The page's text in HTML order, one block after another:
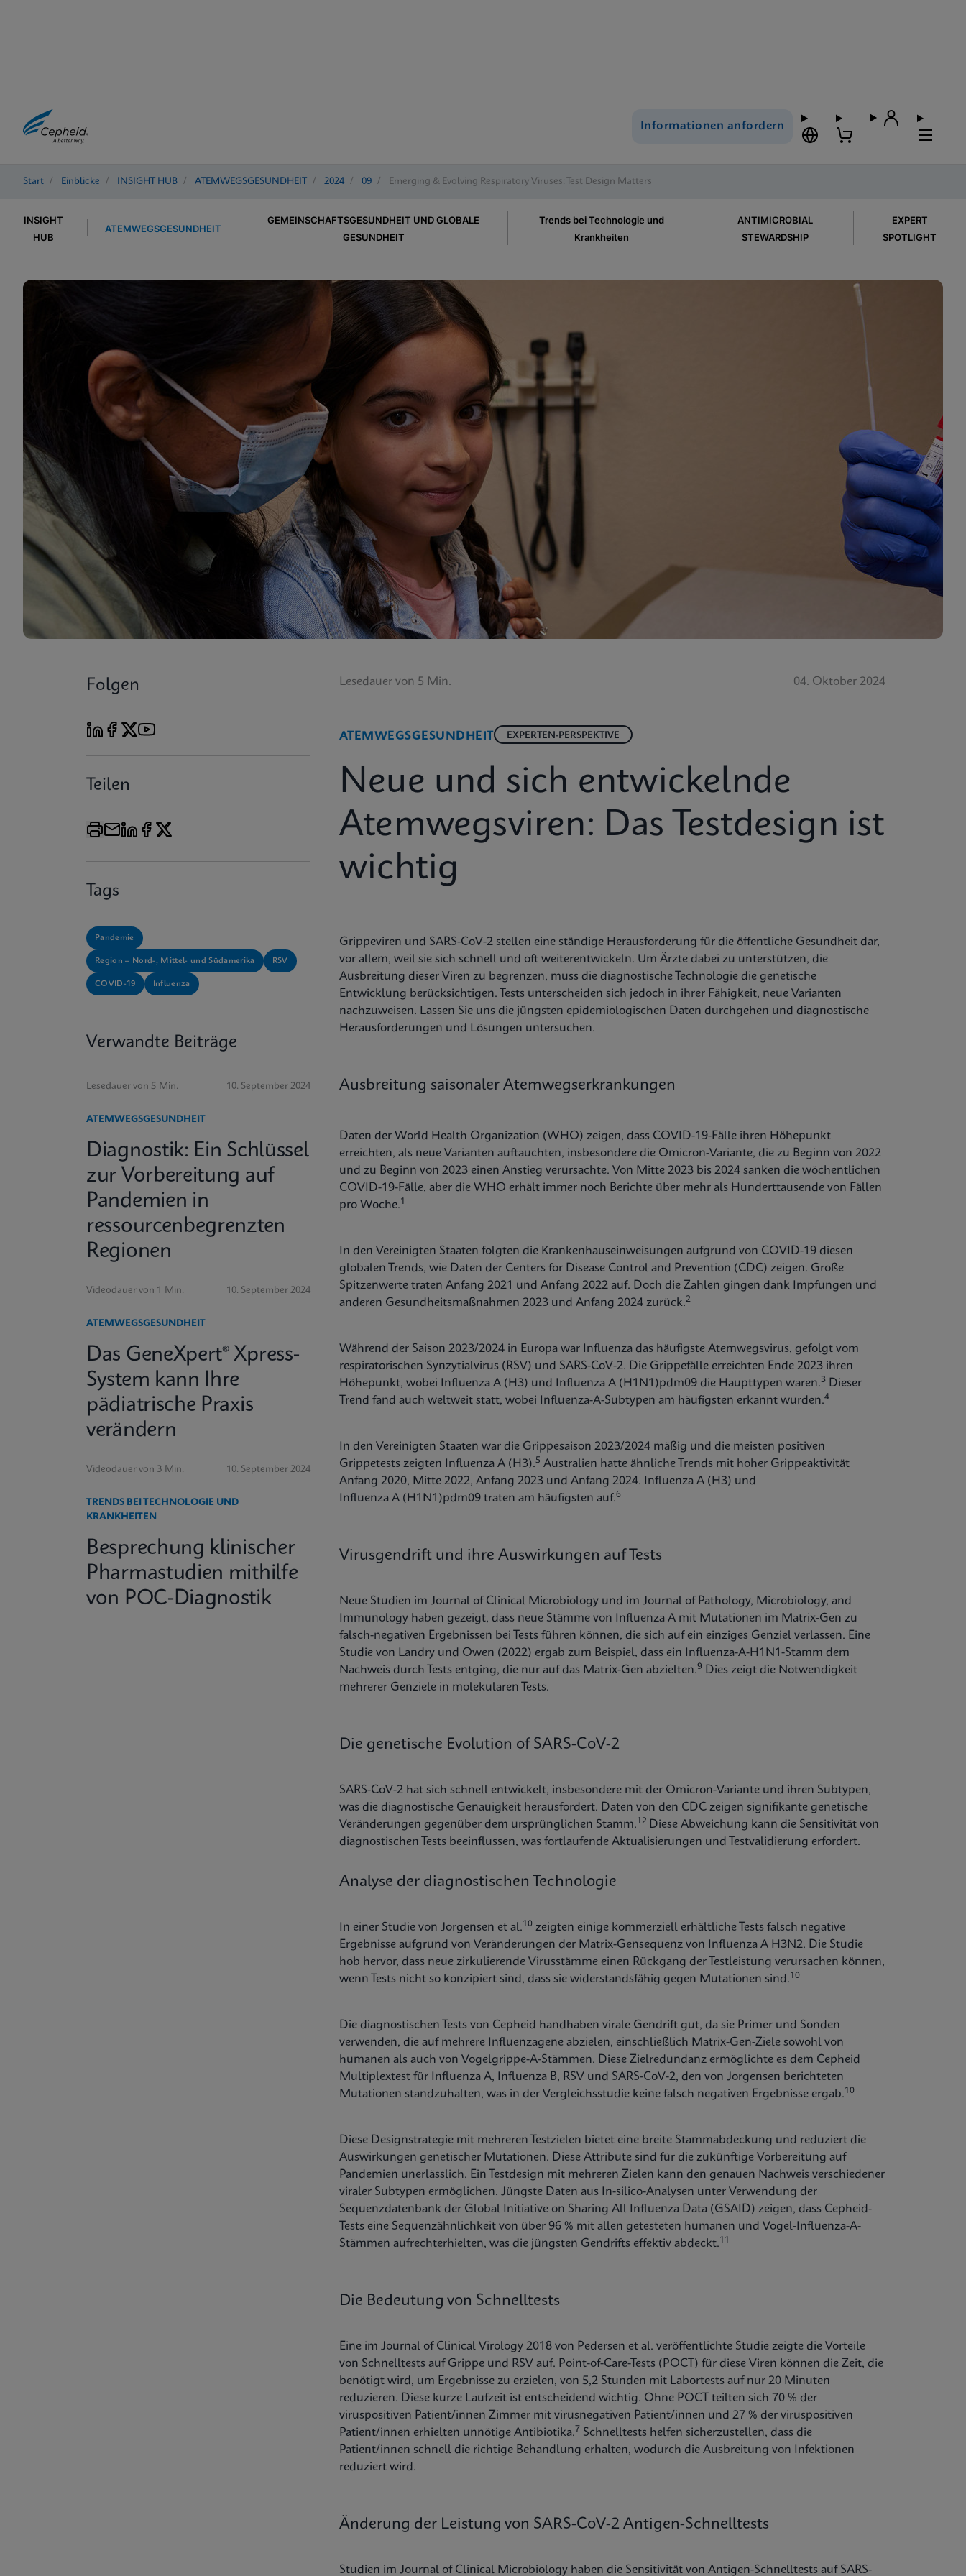
Informationen anfordern
Start / Einblicke / INSIGHT HUB / ATEMWEGSGESUNDHEIT / 2024 / 09 / Emerging & Evolving Respiratory Viruses: Test Design Matters
INSIGHT
HUB
ATEMWEGSGESUNDHEIT
GEMEINSCHAFTSGESUNDHEIT UND GLOBALE
GESUNDHEIT
Trends bei Technologie und
Krankheiten
ANTIMICROBIAL
STEWARDSHIP
EXPERT
SPOTLIGHT
Folgen
Teilen
Tags
Pandemie
Region – Nord-, Mittel- und Südamerika RSV
COVID-19 Influenza
Verwandte Beiträge
Lesedauer von 5 Min. 10. September 2024
ATEMWEGSGESUNDHEIT
Diagnostik: Ein Schlüssel
zur Vorbereitung auf
Pandemien in
ressourcenbegrenzten
Regionen
Videodauer von 1 Min. 10. September 2024
ATEMWEGSGESUNDHEIT
Das GeneXpert® Xpress-
System kann Ihre
pädiatrische Praxis
verändern
Videodauer von 3 Min. 10. September 2024
TRENDS BEI TECHNOLOGIE UND
KRANKHEITEN
Besprechung klinischer
Pharmastudien mithilfe
von POC-Diagnostik
Lesedauer von 5 Min. 04. Oktober 2024
ATEMWEGSGESUNDHEIT EXPERTEN-PERSPEKTIVE
Neue und sich entwickelnde
Atemwegsviren: Das Testdesign ist
wichtig
Grippeviren und SARS-CoV-2 stellen eine ständige Herausforderung für die öffentliche Gesundheit dar,
vor allem, weil sie sich schnell und oft weiterentwickeln. Um Ärzte dabei zu unterstützen, die
Ausbreitung dieser Viren zu begrenzen, muss die diagnostische Technologie die genetische
Entwicklung berücksichtigen. Tests unterscheiden sich jedoch in ihrer Fähigkeit, neue Varianten
nachzuweisen. Lassen Sie uns die jüngsten epidemiologischen Daten durchgehen und diagnostische
Herausforderungen und Lösungen untersuchen.
Ausbreitung saisonaler Atemwegserkrankungen
Daten der World Health Organization (WHO) zeigen, dass COVID-19-Fälle ihren Höhepunkt
erreichten, als neue Varianten auftauchten, insbesondere die Omicron-Variante, die zu Beginn von 2022
und zu Beginn von 2023 einen Anstieg verursachte. Von Mitte 2023 bis 2024 sanken die wöchentlichen
COVID-19-Fälle, aber die WHO erhält immer noch Berichte über mehr als Hunderttausende von Fällen
pro Woche.1
In den Vereinigten Staaten folgten die Krankenhauseinweisungen aufgrund von COVID-19 diesen
globalen Trends, wie Daten der Centers for Disease Control and Prevention (CDC) zeigen. Große
Spitzenwerte traten Anfang 2021 und Anfang 2022 auf. Doch die Zahlen gingen dank Impfungen und
anderen Gesundheitsmaßnahmen 2023 und Anfang 2024 zurück.2
Während der Saison 2023/2024 in Europa war Influenza das häufigste Atemwegsvirus, gefolgt vom
respiratorischen Synzytialvirus (RSV) und SARS-CoV-2. Die Grippefälle erreichten Ende 2023 ihren
Höhepunkt, wobei Influenza A (H3) und Influenza A (H1N1)pdm09 die Haupttypen waren.3 Dieser
Trend fand auch weltweit statt, wobei Influenza-A-Subtypen am häufigsten erkannt wurden.4
In den Vereinigten Staaten war die Grippesaison 2023/2024 mäßig und die meisten positiven
Grippetests zeigten Influenza A (H3).5 Australien hatte ähnliche Trends mit hoher Grippeaktivität
Anfang 2020, Mitte 2022, Anfang 2023 und Anfang 2024. Influenza A (H3) und
Influenza A (H1N1)pdm09 traten am häufigsten auf.6
Virusgendrift und ihre Auswirkungen auf Tests
Neue Studien im Journal of Clinical Microbiology und im Journal of Pathology, Microbiology, and
Immunology haben gezeigt, dass neue Stämme von Influenza A mit Mutationen im Matrix-Gen zu
falsch-negativen Ergebnissen bei Tests führen können, die sich auf ein einziges Genziel verlassen. Eine
Studie von Landry und Owen (2022) ergab zum Beispiel, dass ein Influenza-A-H1N1-Stamm dem
Nachweis durch Tests entging, die nur auf das Matrix-Gen abzielten.9 Dies zeigt die Notwendigkeit
mehrerer Genziele in molekularen Tests.
Die genetische Evolution of SARS-CoV-2
SARS-CoV-2 hat sich schnell entwickelt, insbesondere mit der Omicron-Variante und ihren Subtypen,
was die diagnostische Genauigkeit herausfordert. Daten von den CDC zeigen signifikante genetische
Veränderungen gegenüber dem ursprünglichen Stamm.12 Diese Abweichung kann die Sensitivität von
diagnostischen Tests beeinflussen, was fortlaufende Aktualisierungen und Testvalidierung erfordert.
Analyse der diagnostischen Technologie
In einer Studie von Jorgensen et al.10 zeigten einige kommerziell erhältliche Tests falsch negative
Ergebnisse aufgrund von Veränderungen der Matrix-Gensequenz von Influenza A H3N2. Die Studie
hob hervor, dass neue zirkulierende Virusstämme einen Rückgang der Testleistung verursachen können,
wenn Tests nicht so konzipiert sind, dass sie widerstandsfähig gegen Mutationen sind.10
Die diagnostischen Tests von Cepheid handhaben virale Gendrift gut, da sie Primer und Sonden
verwenden, die auf mehrere Influenzagene abzielen, einschließlich Matrix-Gen-Ziele sowohl von
humanen als auch von Vogelgrippe-A-Stämmen. Diese Zielredundanz ermöglichte es dem Cepheid
Multiplextest für Influenza A, Influenza B, RSV und SARS-CoV-2, den von Jorgensen berichteten
Mutationen standzuhalten, was in der Vergleichsstudie keine falsch negativen Ergebnisse ergab.10
Diese Designstrategie mit mehreren Testzielen bietet eine breite Stammabdeckung und reduziert die
Auswirkungen genetischer Mutationen. Diese Attribute sind für die zukünftige Vorbereitung auf
Pandemien unerlässlich. Ein Testdesign mit mehreren Zielen kann den genauen Nachweis verschiedener
viraler Subtypen ermöglichen. Jüngste Daten aus In-silico-Analysen unter Verwendung der
Sequenzdatenbank der Global Initiative on Sharing All Influenza Data (GSAID) zeigen, dass Cepheid-
Tests eine Sequenzähnlichkeit von über 96 % mit allen getesteten humanen und Vogel-Influenza-A-
Stämmen aufrechterhielten, was die jüngsten Gendrifts effektiv abdeckt.11
Die Bedeutung von Schnelltests
Eine im Journal of Clinical Virology 2018 von Pedersen et al. veröffentlichte Studie zeigte die Vorteile
von Schnelltests auf Grippe und RSV auf. Point-of-Care-Tests (POCT) für diese Viren können die Zeit, die
benötigt wird, um Ergebnisse zu erzielen, von 5,2 Stunden mit Labortests auf nur 20 Minuten
reduzieren. Diese kurze Laufzeit ist entscheidend wichtig. Ohne POCT teilten sich 70 % der
viruspositiven Patient/innen Zimmer mit virusnegativen Patient/innen und 27 % der viruspositiven
Patient/innen erhielten unnötige Antibiotika.7 Schnelltests helfen sicherzustellen, dass die
Patient/innen schnell die richtige Behandlung erhalten, wodurch die Ausbreitung von Infektionen
reduziert wird.
Änderung der Leistung von SARS-CoV-2 Antigen-Schnelltests
Studien im Journal of Clinical Microbiology haben die Sensitivität von Antigen-Schnelltests auf SARS-